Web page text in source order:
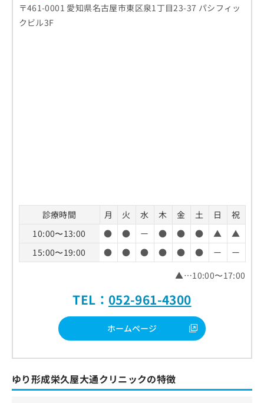
〒461-0001 愛知県名古屋市東区泉1丁目23-37 パシフィッ
クビル3F
診療時間 月 火 水 木 金 土 日
祝
10:00〜13:00
● ● ー ● ● ● ▲
▲
15:00〜19:00
● ● ● ● ● ● ー
ー
▲…10:00〜17:00
TEL： 052-961-4300
ホームページ
ゆり形成栄久屋大通クリニックの特徴